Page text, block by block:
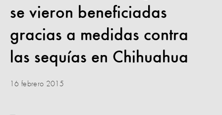
se vieron beneficiadas
gracias a medidas contra
las sequías en Chihuahua
16 febrero 2015